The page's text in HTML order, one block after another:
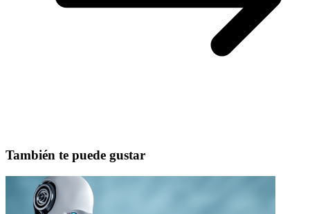
También te puede gustar